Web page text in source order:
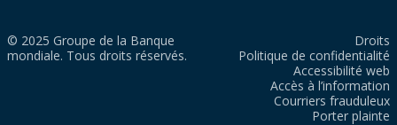
© 2025 Groupe de la Banque
mondiale. Tous droits réservés.
Droits
Politique de confidentialité
Accessibilité web
Accès à l’information
Courriers frauduleux
Porter plainte